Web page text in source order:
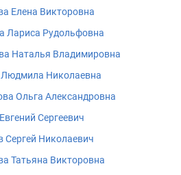
Елена Викторовна
Лариса Рудольфовна
Наталья Владимировна
Людмила Николаевна
Ольга Александровна
Сергеевич
Сергей Николаевич
Татьяна Викторовна